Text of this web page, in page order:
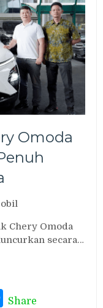
Omoda
Chery Omoda
secara…
Messenger
Share